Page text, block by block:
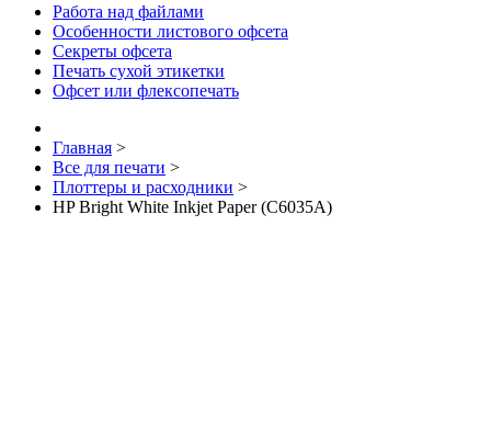
Работа над файлами
Особенности листового офсета
Секреты офсета
Печать сухой этикетки
Офсет или флексопечать
Главная >
Все для печати >
Плоттеры и расходники >
HP Bright White Inkjet Paper (C6035A)